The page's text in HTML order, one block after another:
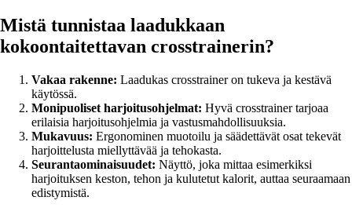
Mistä tunnistaa laadukkaan
kokoontaitettavan crosstrainerin?
Vakaa rakenne: Laadukas crosstrainer on tukeva ja kestävä
käytössä.
Monipuoliset harjoitusohjelmat: Hyvä crosstrainer tarjoaa
erilaisia harjoitusohjelmia ja vastusmahdollisuuksia.
Mukavuus: Ergonominen muotoilu ja säädettävät osat tekevät
harjoittelusta miellyttävää ja tehokasta.
Seurantaominaisuudet: Näyttö, joka mittaa esimerkiksi
harjoituksen keston, tehon ja kulutetut kalorit, auttaa seuraamaan
edistymistä.